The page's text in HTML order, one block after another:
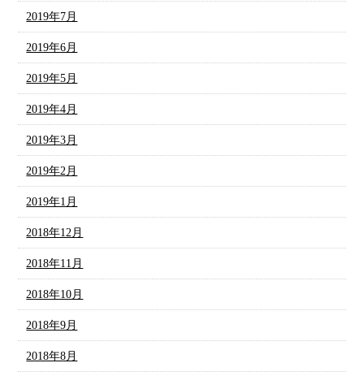
2019年7月
2019年6月
2019年5月
2019年4月
2019年3月
2019年2月
2019年1月
2018年12月
2018年11月
2018年10月
2018年9月
2018年8月